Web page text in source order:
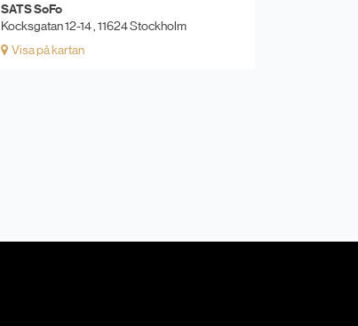
SATS SoFo
Kocksgatan 12-14 , 11624 Stockholm
Visa på kartan